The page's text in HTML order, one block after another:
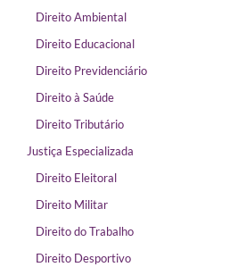
Direito Ambiental
Direito Educacional
Direito Previdenciário
Direito à Saúde
Direito Tributário
Justiça Especializada
Direito Eleitoral
Direito Militar
Direito do Trabalho
Direito Desportivo